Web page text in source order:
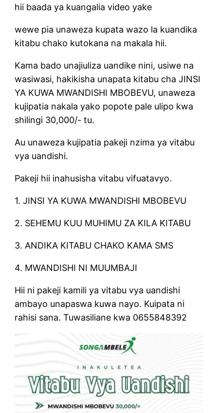
hii baada ya kuangalia video yake
wewe pia unaweza kupata wazo la kuandika
kitabu chako kutokana na makala hii.
Kama bado unajiuliza uandike nini, usiwe na
wasiwasi, hakikisha unapata kitabu cha JINSI
YA KUWA MWANDISHI MBOBEVU, unaweza
kujipatia nakala yako popote pale ulipo kwa
shilingi 30,000/- tu.
Au unaweza kujipatia pakeji nzima ya vitabu
vya uandishi.
Pakeji hii inahusisha vitabu vifuatavyo.
1. JINSI YA KUWA MWANDISHI MBOBEVU
2. SEHEMU KUU MUHIMU ZA KILA KITABU
3. ANDIKA KITABU CHAKO KAMA SMS
4. MWANDISHI NI MUUMBAJI
Hii ni pakeji kamili ya vitabu vya uandishi
ambayo unapaswa kuwa nayo. Kuipata ni
rahisi sana. Tuwasiliane kwa 0655848392